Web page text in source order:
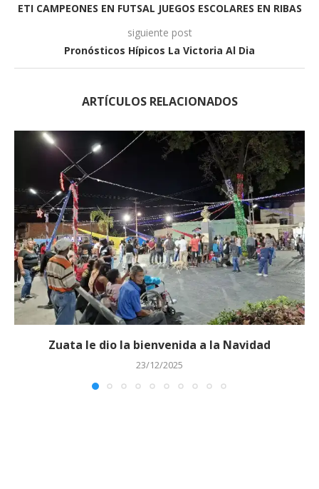
ETI CAMPEONES EN FUTSAL JUEGOS ESCOLARES EN RIBAS
siguiente post
Pronósticos Hípicos La Victoria Al Dia
ARTÍCULOS RELACIONADOS
Zuata le dio la bienvenida a la Navidad
23/12/2025